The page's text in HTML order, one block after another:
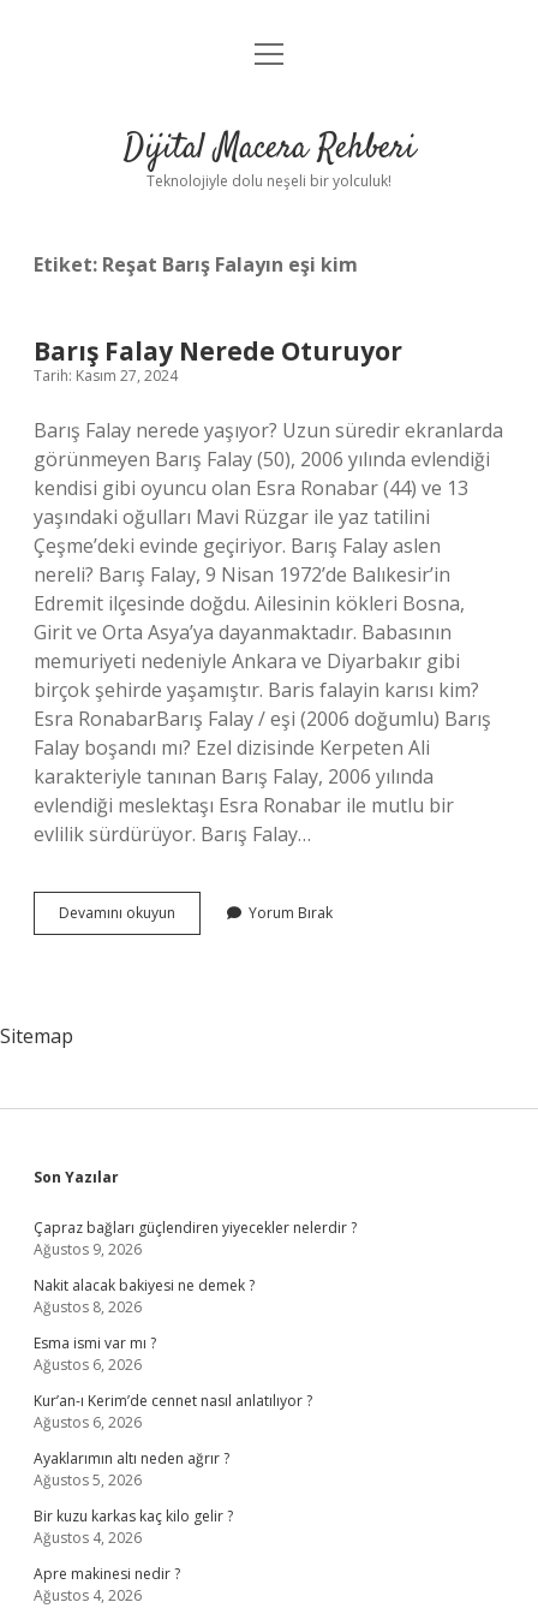
Anasayfa
Yasal Uyarı
menüyü
Dijital Macera Rehberi
Teknolojiyle dolu neşeli bir yolculuk!
Etiket: Reşat Barış Falayın eşi kim
Barış Falay Nerede Oturuyor
Tarih: Kasım 27, 2024
Barış Falay nerede yaşıyor? Uzun süredir ekranlarda
görünmeyen Barış Falay (50), 2006 yılında evlendiği
kendisi gibi oyuncu olan Esra Ronabar (44) ve 13
yaşındaki oğulları Mavi Rüzgar ile yaz tatilini
Çeşme’deki evinde geçiriyor. Barış Falay aslen
nereli? Barış Falay, 9 Nisan 1972’de Balıkesir’in
Edremit ilçesinde doğdu. Ailesinin kökleri Bosna,
Girit ve Orta Asya’ya dayanmaktadır. Babasının
memuriyeti nedeniyle Ankara ve Diyarbakır gibi
birçok şehirde yaşamıştır. Baris falayin karısı kim?
Esra RonabarBarış Falay / eşi (2006 doğumlu) Barış
Falay boşandı mı? Ezel dizisinde Kerpeten Ali
karakteriyle tanınan Barış Falay, 2006 yılında
evlendiği meslektaşı Esra Ronabar ile mutlu bir
evlilik sürdürüyor. Barış Falay…
Devamını okuyun
Falay
Yorum Bırak
Sitemap
Sidebar
Son Yazılar
Çapraz bağları güçlendiren yiyecekler nelerdir ?
Ağustos 9, 2026
Nakit alacak bakiyesi ne demek ?
Ağustos 8, 2026
Esma ismi var mı ?
Ağustos 6, 2026
Kur’an-ı Kerim’de cennet nasıl anlatılıyor ?
Ağustos 6, 2026
Ayaklarımın altı neden ağrır ?
Ağustos 5, 2026
Bir kuzu karkas kaç kilo gelir ?
Ağustos 4, 2026
Apre makinesi nedir ?
Ağustos 4, 2026